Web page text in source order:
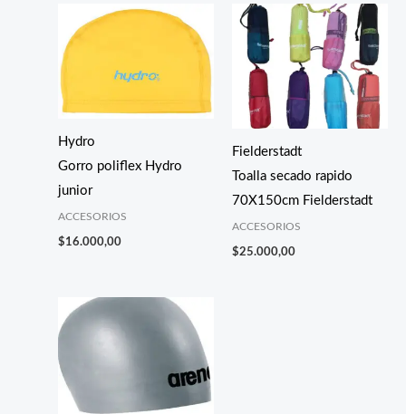
Hydro
Gorro poliflex Hydro
junior
ACCESORIOS
$16.000,00
Fielderstadt
Toalla secado rapido
70X150cm Fielderstadt
ACCESORIOS
$25.000,00